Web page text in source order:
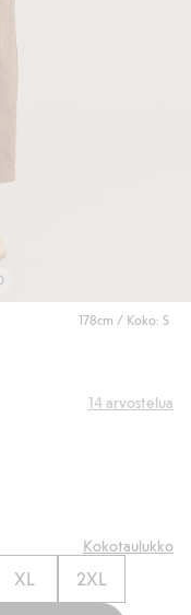
178cm / Koko: S
14arvostelua
Kokotaulukko
XL 2XL